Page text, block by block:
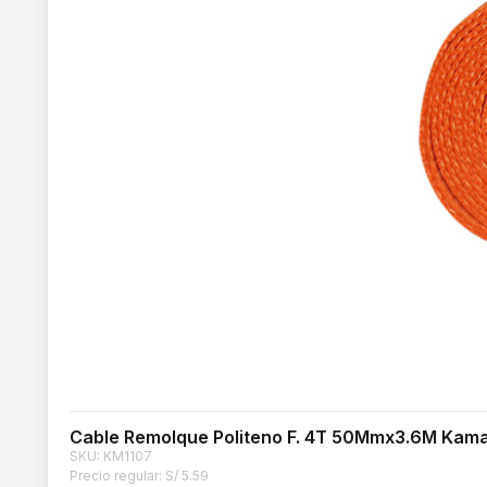
Cable Remolque Politeno F. 4T 50Mmx3.6M
SKU: KM1107
Precio regular: S/ 5.59